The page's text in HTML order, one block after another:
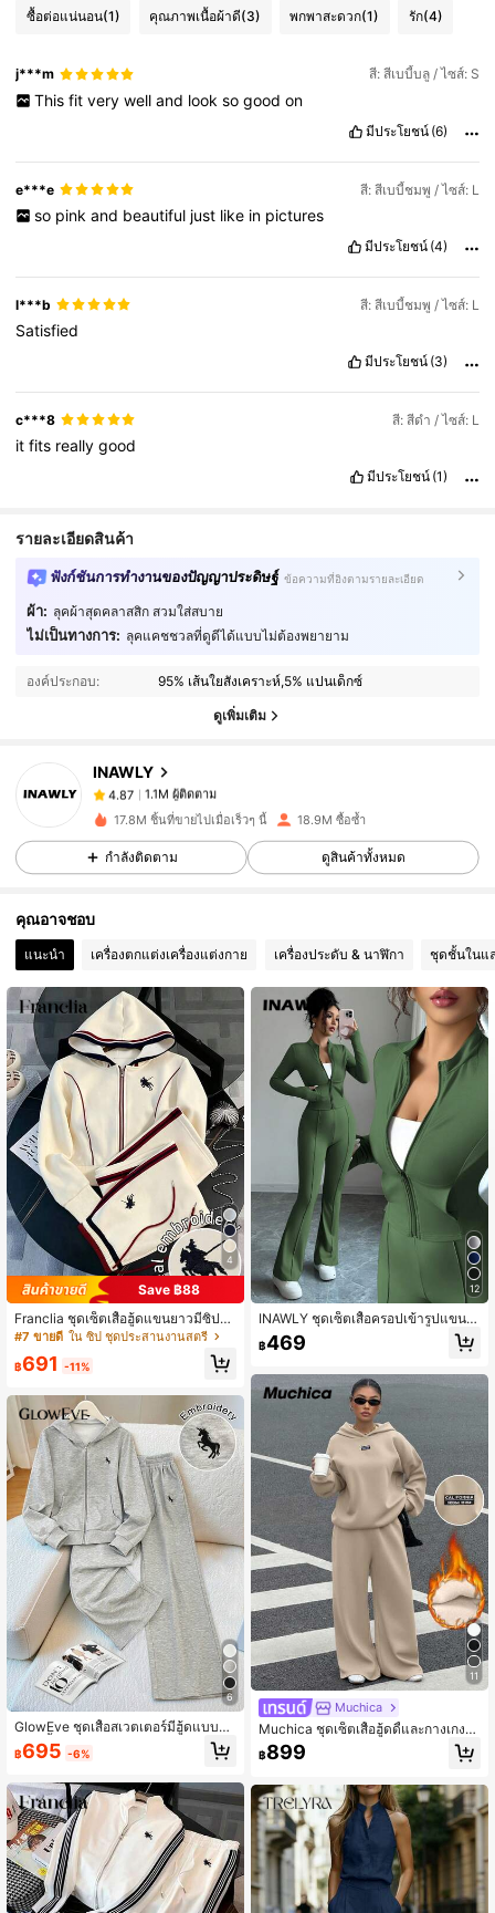
ซื้อต่อแน่นอน(1) คุณภาพเนื้อผ้าดี(3) พกพาสะดวก(1) รัก(4)
j***m สี: สีเบบี้บลู / ไซส์: S
This fit very well and look so good on
มีประโยชน์ (6)
e***e สี: สีเบบี้ชมพู / ไซส์: L
so pink and beautiful just like in pictures
มีประโยชน์ (4)
l***b สี: สีเบบี้ชมพู / ไซส์: L
Satisfied
มีประโยชน์ (3)
c***8 สี: สีดำ / ไซส์: L
itfits reallygood
มีประโยชน์ (1)
รายละเอียดสินค้า
ฟังก์ชันการทำงานของปัญญาประดิษฐ์ ข้อความที่อิงตามรายละเอียด
ผ้า: ลุคผ้าสุดคลาสสิก สวมใส่สบาย
ไม่เป็นทางการ: ลุคแคชชวลที่ดูดีได้แบบไม่ต้องพยายาม
องค์ประกอบ: 95% เส้นใยสังเคราะห์,5% แปนเด็กซ์
ดูเพิ่มเติม
INAWLY
4.87 1.1M ผู้ติดตาม
1.1M ผู้ติดตาม
1.1M ผู้ติดตาม
t***h จ่าย 1 วันที่ผ่านมา
4.87 1.1M ผู้ติดตาม
4.87 1.1M ผู้ติดตาม
4.87 1.1M ผู้ติดตาม
4.87 1.1M ผู้ติดตาม
1.1M ผู้ติดตาม
4.87 1.1M ผู้ติดตาม
1.1M ผู้ติดตาม
17.8M ชิ้นที่ขายไปเมื่อเร็วๆ นี้ 18.9M ซื้อซ้ำ
กำลังติดตาม ดูสินค้าทั้งหมด
คุณอาจชอบ
แนะนำ เครื่องตกแต่งเครื่องแต่งกาย เครื่องประดับ & นาฬิกา ชุดชั้นในแ
4
Save ฿88
Franclia ชุดเซ็ตเสื้อฮู้ดแขนยาวมีซิปแ
ละกางเกงพิมพ์ลายอัศวินสำหรับผู้หญิง
#7 ขายดี ใน ซิป ชุดประสานงานสตรี
฿691 -11%
6
GlowEve ชุดเสื้อสเวตเตอร์มีฮู้ดแบบลำ
ลองสีพื้นสำหรับผู้หญิง ปักลาย มีกระเป๋า
ซิปหลวมๆ และกางเกงวอร์มขากระบอก
สำหรับใส่ในชีวิตประจำวัน เล่นกีฬา แล
ะสวมใส่พักผ่อน
฿695 -6%
12
INAWLY ชุดเซ็ตเสื้อครอปเข้ารูปแขนย
าวซิปหน้าคอจีนและกางเกงขายาวของ
ผู้หญิง 2 ชิ้น
฿469
11
Muchica
Muchica ชุดเซ็ตเสื้อฮู้ดดี้และกางเกงว
อร์มทรงหลวมลำลองบุผ้าสำลีกันหนาวสี
สีกากีสำหรับผู้หญิง 2 ชิ้น, ฤดูใบไม้ร่วง/
฿899